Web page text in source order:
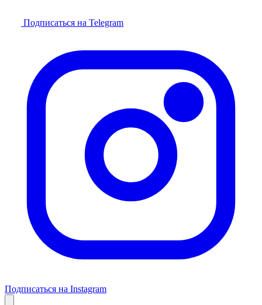
Подписаться на Telegram
Подписаться на Instagram